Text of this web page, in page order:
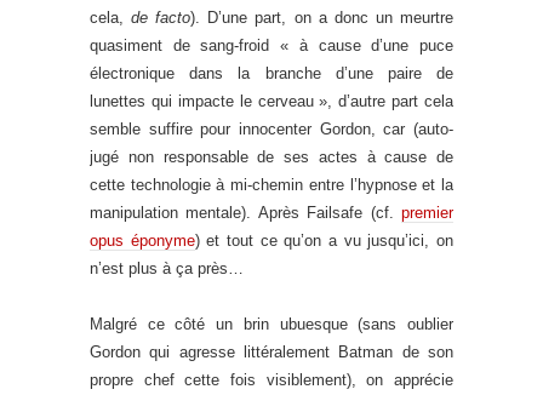
cela,de facto). D’une part, on a donc un meurtre
quasiment de sang-froid « à cause d’une puce
électronique dans la branche d’une paire de
lunettes qui impacte le cerveau », d’autre part cela
semble suffire pour innocenter Gordon, car (auto-
jugé non responsable de ses actes à cause de
cette technologie à mi-chemin entre l’hypnose et la
manipulation mentale). Après Failsafe (cf. premier
opus éponyme) et tout ce qu’on a vu jusqu’ici, on
n’est plus à ça près…
Malgré ce côté un brin ubuesque (sans oublier
Gordon qui agresse littéralement Batman de son
propre chef cette fois visiblement), on apprécie